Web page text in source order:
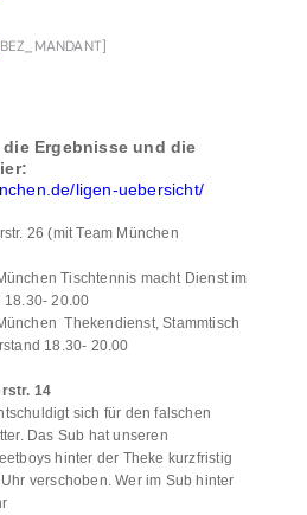
Ergebnisse und die
ligen-uebersicht/
26 (mit Team München
Tischtennis macht Dienst im
18.30- 20.00
Thekendienst, Stammtisch
18.30- 20.00
14
sich für den falschen
Das Sub hat unseren
hinter der Theke kurzfristig
verschoben. Wer im Sub hinter